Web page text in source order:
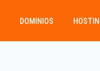
DOMINIOS